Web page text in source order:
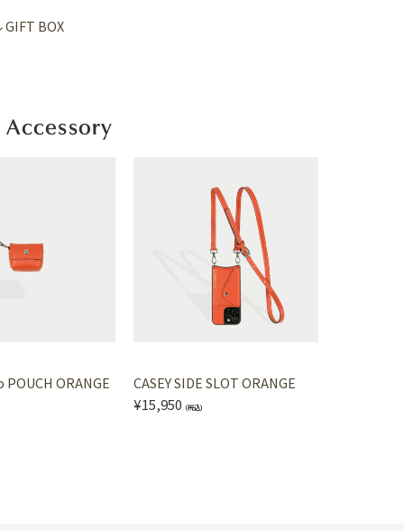
GIFT BOX
Accessory
ORANGE
CASEY SIDE SLOT ORANGE
¥15,950 (税込)